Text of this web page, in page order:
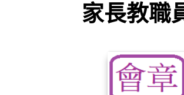
家長教職